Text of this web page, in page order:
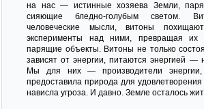
на нас — истинные хозяева Земли,
сияющие бледно-голубым светом.
человеческие мысли, витоны
эксперименты над ними, превращая их
парящие объекты. Витоны не только
зависят от энергии, питаются энергией —
Мы для них — производители
предоставила природа для
нависла угроза. И давно. Земле осталось